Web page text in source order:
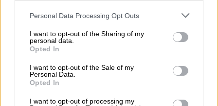
Please note that this website/app uses one or more Google
not limited to your visit or usage behaviour. You may click to
grant or deny consent to Google and its third-party tags to
use your data for below specified purposes in below Google
consent section.
Personal Data Processing Opt Outs
I want to opt-out of the Sharing of my
personal data.
Opted In
I want to opt-out of the Sale of my
Personal Data.
Opted In
I want to opt-out of processing my